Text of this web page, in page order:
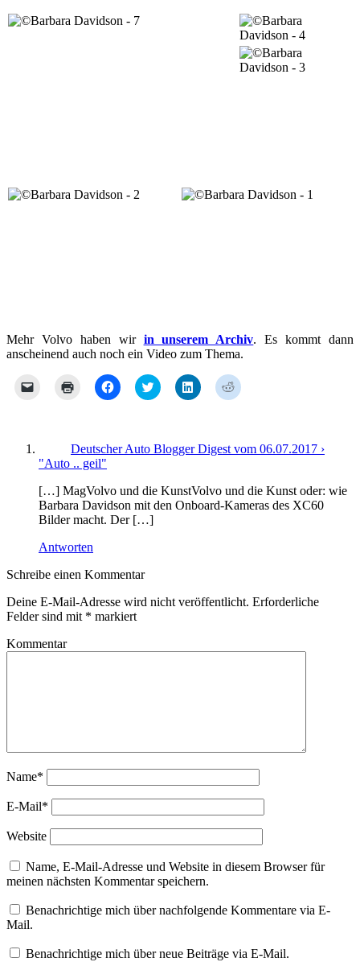
Mehr Volvo haben wir in unserem Archiv. Es kommt dann
anscheinend auch noch ein Video zum Thema.
Klicken,
E-
Mail
senden
(Wird
in
neuem
geöffnet)
Klicken
zum
Fenster
geöffnet)
Klick,
um
(Wird
in
geöffnet)
Klick,
um
(Wird
in
geöffnet)
Klick,
um
(Wird
in
geöffnet)
Klick,
um
(Wird
in
geöffnet)
Deutscher Auto Blogger Digest vom 06.07.2017 ›
"Auto .. geil"
[…] MagVolvo und die KunstVolvo und die Kunst oder: wie
Barbara Davidson mit den Onboard-Kameras des XC60
Bilder macht. Der […]
Antworten
Schreibe einen Kommentar
Deine E-Mail-Adresse wird nicht veröffentlicht. Erforderliche
Felder sind mit * markiert
Kommentar
Name*
E-Mail*
Website
Name, E-Mail-Adresse und Website in diesem Browser für
meinen nächsten Kommentar speichern.
Benachrichtige mich über nachfolgende Kommentare via E-
Mail.
Benachrichtige mich über neue Beiträge via E-Mail.